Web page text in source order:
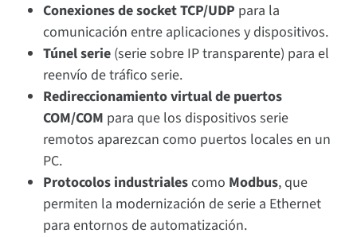
Conexiones de socket TCP/UDP para la
comunicación entre aplicaciones y dispositivos.
Túnel serie (serie sobre IP transparente) para el
reenvío de tráfico serie.
Redireccionamiento virtual de puertos
COM/COM para que los dispositivos serie
remotos aparezcan como puertos locales en un
PC.
Protocolos industrialescomo Modbus, que
permiten la modernización de serie a Ethernet
para entornos de automatización.